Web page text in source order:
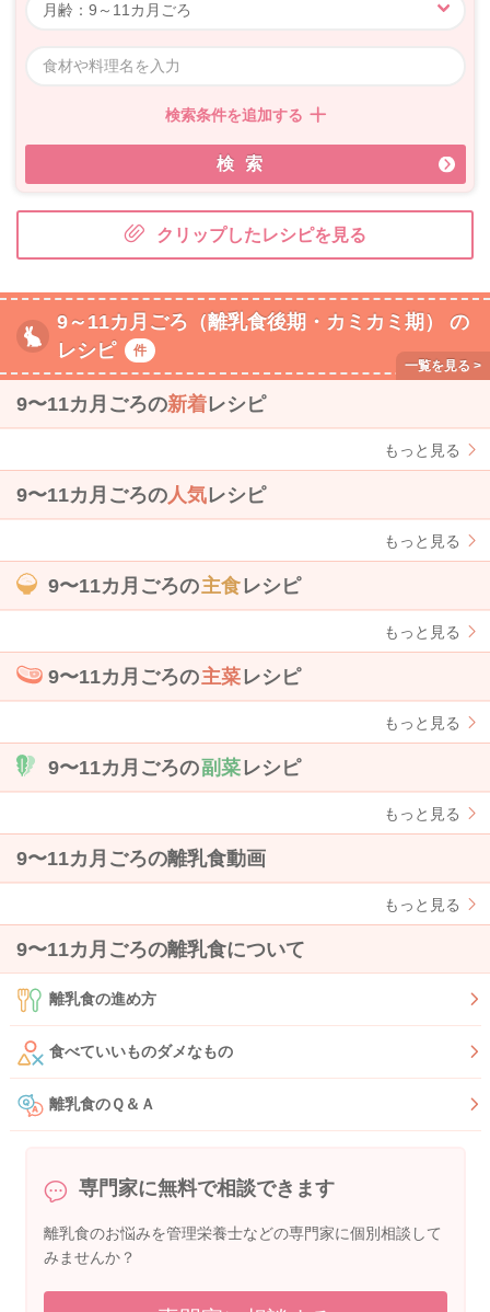
検索条件を追加する
検索
クリップしたレシピを見る
9～11カ月ごろ（離乳食後期・カミカミ期） の
レシピ
件
9〜11カ月ごろの新着レシピ
もっと見る
9〜11カ月ごろの人気レシピ
もっと見る
9〜11カ月ごろの主食レシピ
もっと見る
9〜11カ月ごろの主菜レシピ
もっと見る
9〜11カ月ごろの副菜レシピ
もっと見る
9〜11カ月ごろの離乳食動画
もっと見る
9〜11カ月ごろの離乳食について
離乳食の進め方
食べていいものダメなもの
離乳食のＱ＆Ａ
専門家に無料で相談できます
離乳食のお悩みを管理栄養士などの専門家に個別相談して
みませんか？